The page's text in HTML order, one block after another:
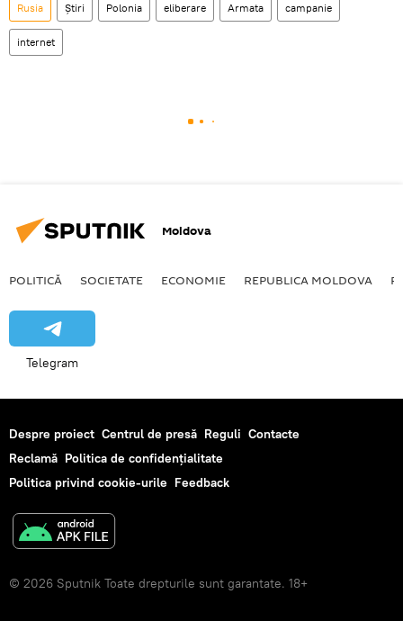
Rusia Știri Polonia eliberare Armata campanie
internet
Moldova
POLITICĂ SOCIETATE ECONOMIE REPUBLICA MOLDOVA
Telegram
Despre proiect Centrul de presă Reguli Contacte
Reclamă Politica de confidențialitate
Politica privind cookie-urile Feedback
© 2026 Sputnik Toate drepturile sunt garantate. 18+